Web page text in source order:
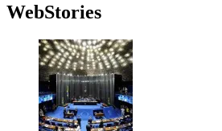
WebStories